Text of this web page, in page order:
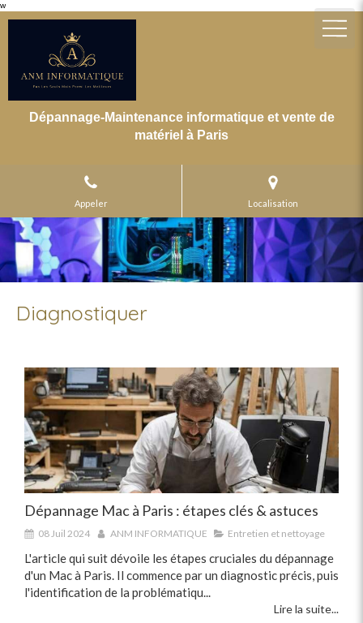
w
Dépannage-Maintenance informatique et vente de
matériel à Paris
Appeler Localisation
Diagnostiquer
Dépannage Mac à Paris : étapes clés & astuces
08 Juil 2024 ANM INFORMATIQUE Entretien et nettoyage
L'article qui suit dévoile les étapes cruciales du dépannage
d'un Mac à Paris. Il commence par un diagnostic précis, puis
l'identification de la problématiqu...
Lire la suite...